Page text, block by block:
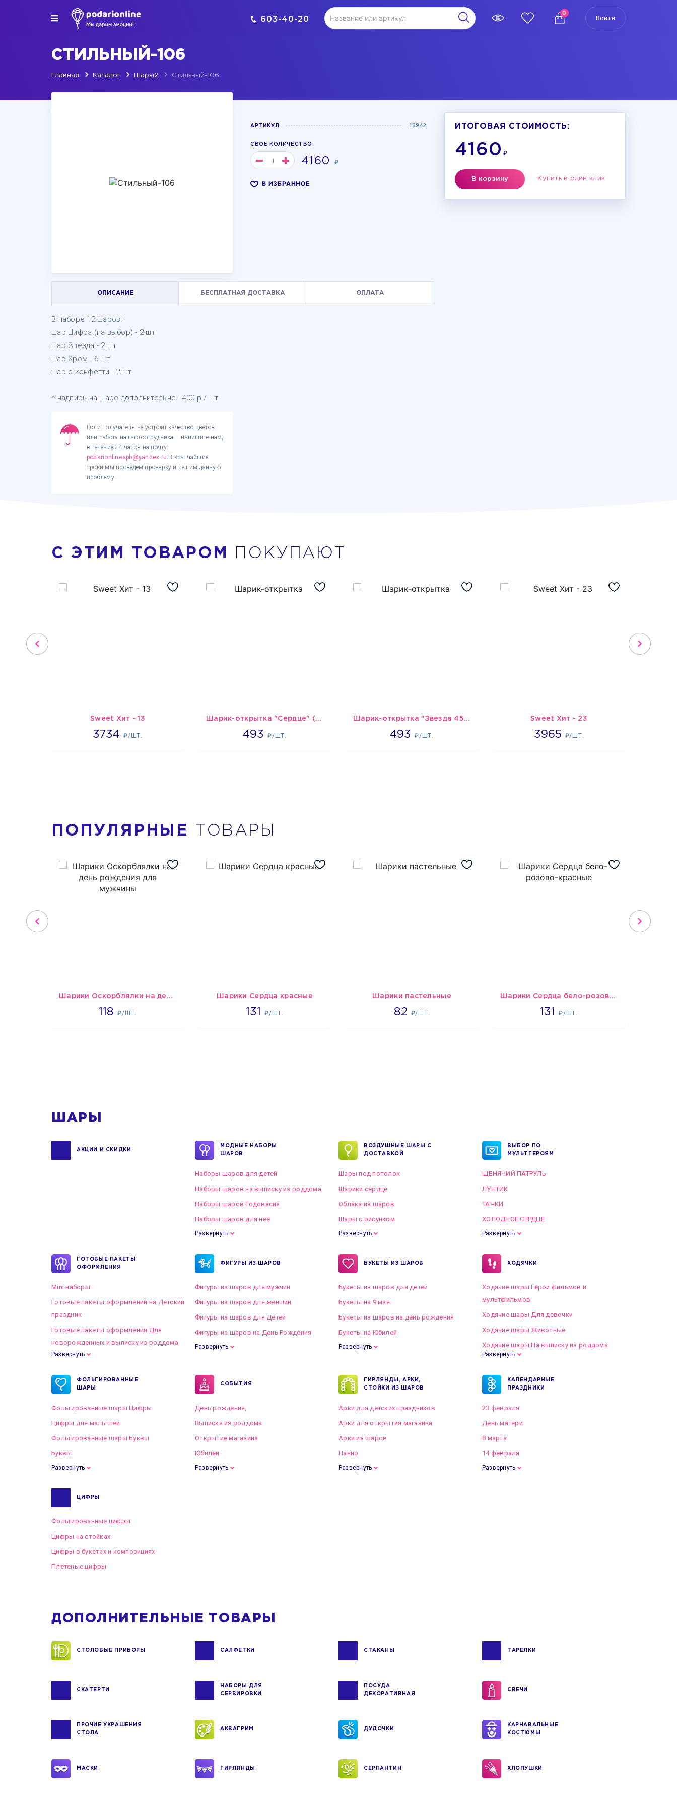
603-40-20
0
Войти
СТИЛЬНЫЙ-106
Главная Каталог Шары2 Стильный-106
АРТИКУЛ 18942
СВОЕ КОЛИЧЕСТВО:
4160 ₽
В ИЗБРАННОЕ
ОПИСАНИЕ БЕСПЛАТНАЯ ДОСТАВКА ОПЛАТА
В наборе 12 шаров:
шар Цифра (на выбор) - 2 шт
шар Звезда - 2 шт
шар Хром - 6 шт
шар с конфетти - 2 шт
* надпись на шаре дополнительно - 400 р / шт
Если получателя не устроит качество цветов
или работа нашего сотрудника – напишите нам,
в течение 24 часов на почту:
podarionlinespb@yandex.ru.В кратчайшие
сроки мы проведем проверку и решим данную
проблему
ИТОГОВАЯ СТОИМОСТЬ:
4160 ₽
В корзину Купить в один клик
С ЭТИМ ТОВАРОМ ПОКУПАЮТ
Sweet Хит - 13
3734₽/ШТ.
3734 Шарик-открытка "Сердце" (45 см) - 2
493₽/ШТ.
493 Шарик-открытка "Звезда 45 см" №1
493₽/ШТ.
493 Sweet Хит - 23
3965 ₽/ШТ.
3965
ПОПУЛЯРНЫЕ ТОВАРЫ
Шарики Оскорблялки на день рождения для мужчины
118₽/ШТ.
1766 Шарики Сердца красные
131₽/ШТ.
2660 Шарики пастельные
82 ₽/ШТ.
2192 Шарики Сердца бело-розово-красные
131₽/ШТ.
2660
ШАРЫ
АКЦИИ И СКИДКИ
МОДНЫЕ НАБОРЫ
ШАРОВ
Наборы шаров для детей
Наборы шаров на выписку из роддома
Наборы шаров Годовасия
Наборы шаров для неё
Развернуть
ВОЗДУШНЫЕ ШАРЫ С
ДОСТАВКОЙ
Шары под потолок
Шарики сердце
Облака из шаров
Шары с рисунком
Развернуть
ВЫБОР ПО
МУЛЬТГЕРОЯМ
ЩЕНЯЧИЙ ПАТРУЛЬ
ЛУНТИК
ТАЧКИ
ХОЛОДНОЕ СЕРДЦЕ
Развернуть
ГОТОВЫЕ ПАКЕТЫ
ОФОРМЛЕНИЯ
Mini наборы
Готовые пакеты оформлений на Детский
праздник
Готовые пакеты оформлений Для
новорожденных и выписку из роддома
Готовые пакеты оформлений на Свадьбу
Развернуть
ФИГУРЫ ИЗ ШАРОВ
Фигуры из шаров для мужчин
Фигуры из шаров для женщин
Фигуры из шаров для Детей
Фигуры из шаров на День Рождения
Развернуть
БУКЕТЫ ИЗ ШАРОВ
Букеты из шаров для детей
Букеты на 9 мая
Букеты из шаров на день рождения
Букеты на Юбилей
Развернуть
ХОДЯЧКИ
Ходячие шары Герои фильмов и
мультфильмов
Ходячие шары Для девочки
Ходячие шары Животные
Ходячие шары На выписку из роддома
Развернуть
ФОЛЬГИРОВАННЫЕ
ШАРЫ
Фольгированные шары Цифры
Цифры для малышей
Фольгированные шары Буквы
Буквы
Развернуть
СОБЫТИЯ
День рождения,
Выписка из роддома
Открытие магазина
Юбилей
Развернуть
ГИРЛЯНДЫ, АРКИ,
СТОЙКИ ИЗ ШАРОВ
Арки для детских праздников
Арки для открытия магазина
Арки из шаров
Панно
Развернуть
КАЛЕНДАРНЫЕ
ПРАЗДНИКИ
23 февраля
День матери
8 марта
14 февраля
Развернуть
ЦИФРЫ
Фольгированные цифры
Цифры на стойках
Цифры в букетах и композициях
Плетеные цифры
ДОПОЛНИТЕЛЬНЫЕ ТОВАРЫ
СТОЛОВЫЕ ПРИБОРЫ САЛФЕТКИ СТАКАНЫ ТАРЕЛКИ
СКАТЕРТИ
НАБОРЫ ДЛЯ
СЕРВИРОВКИ
ПОСУДА
ДЕКОРАТИВНАЯ
СВЕЧИ
ПРОЧИЕ УКРАШЕНИЯ
СТОЛА
АКВАГРИМ ДУДОЧКИ
КАРНАВАЛЬНЫЕ
КОСТЮМЫ
МАСКИ ГИРЛЯНДЫ СЕРПАНТИН ХЛОПУШКИ